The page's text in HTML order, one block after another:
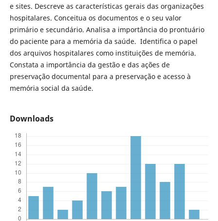
e sites. Descreve as características gerais das organizações
hospitalares. Conceitua os documentos e o seu valor
primário e secundário. Analisa a importância do prontuário
do paciente para a memória da saúde. Identifica o papel
dos arquivos hospitalares como instituições de memória.
Constata a importância da gestão e das ações de
preservação documental para a preservação e acesso à
memória social da saúde.
Downloads